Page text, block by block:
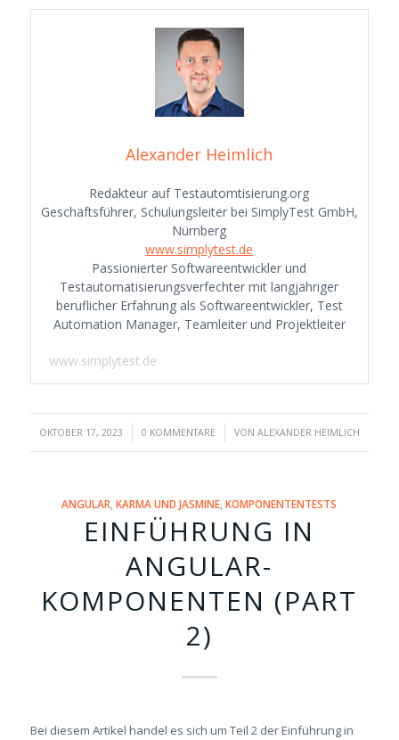
Alexander Heimlich
Redakteur auf Testautomtisierung.org
Geschäftsführer, Schulungsleiter bei SimplyTest GmbH,
Nürnberg
www.simplytest.de
Passionierter Softwareentwickler und
Testautomatisierungsverfechter mit langjähriger
beruflicher Erfahrung als Softwareentwickler, Test
Automation Manager, Teamleiter und Projektleiter
www.simplytest.de
OKTOBER 17, 2023
/ 0 KOMMENTARE
/ VON ALEXANDER HEIMLICH
ANGULAR ,KARMA UND JASMINE ,KOMPONENTENTESTS
EINFÜHRUNG IN
ANGULAR-
KOMPONENTEN (PART
2)
Bei diesem Artikel handel es sich um Teil 2 der Einführung in